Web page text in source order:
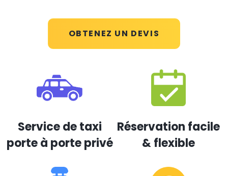
OBTENEZ UN DEVIS
Service de taxi
porte à porte privé
Réservation facile
& flexible